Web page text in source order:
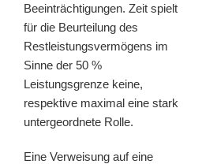
Beeinträchtigungen. Zeit spielt
für die Beurteilung des
Restleistungsvermögens im
Sinne der 50 %
Leistungsgrenze keine,
respektive maximal eine stark
untergeordnete Rolle.
Eine Verweisung auf eine